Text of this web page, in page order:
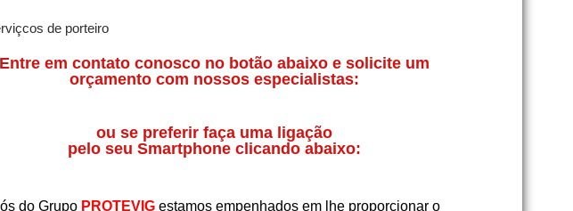
Entre em contato conosco no botão abaixo e solicite um
orçamento com nossos especialistas:
ou se preferir faça uma ligação
pelo seu Smartphone clicando abaixo:
do Grupo PROTEVIG estamos empenhados em lhe proporcionar o